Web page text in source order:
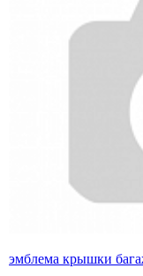
эмблема крышки